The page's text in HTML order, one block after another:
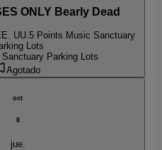
ONLY Bearly Dead
UU.5 Points Music Sanctuary
Lots
Parking Lots
Agotado
oct
8
jue.